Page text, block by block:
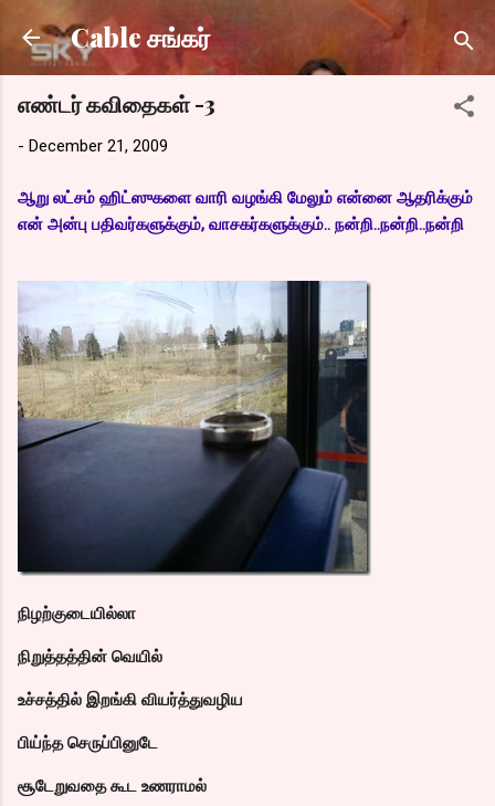
Skip to main content
Cable சங்கர்
எண்டர் கவிதைகள் -3
- December 21, 2009
ஆறு லட்சம் ஹிட்ஸுகளை வாரி வழங்கி மேலும் என்னை ஆதரிக்கும்
என் அன்பு பதிவர்களுக்கும், வாசகர்களுக்கும்.. நன்றி..நன்றி..நன்றி
நிழற்குடையில்லா
நிறுத்தத்தின் வெயில்
உச்சத்தில் இறங்கி வியர்த்துவழிய
பிய்ந்த செருப்பினுடே
சூடேறுவதை கூட உணராமல்